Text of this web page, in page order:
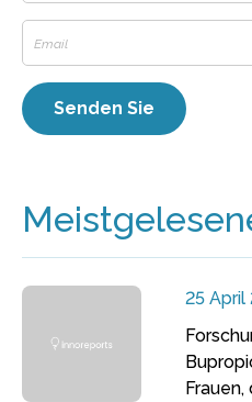
25 April